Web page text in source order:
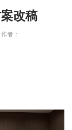
改稿
者：